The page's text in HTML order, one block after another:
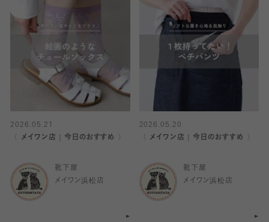
2026.05.21
〈 メイワン店｜今日のおすすめ 〉
靴下屋
メイワン浜松店
2026.05.20
〈 メイワン店｜今日のおすすめ 〉
靴下屋
メイワン浜松店